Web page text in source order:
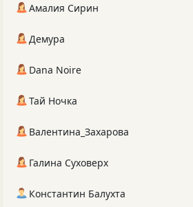
Амалия Сирин
Демура
Dana Noire
Тай Ночка
Валентина_Захарова
Галина Суховерх
Константин Балухта